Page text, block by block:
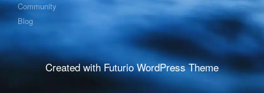
Community
Blog
Created with Futurio WordPress Theme